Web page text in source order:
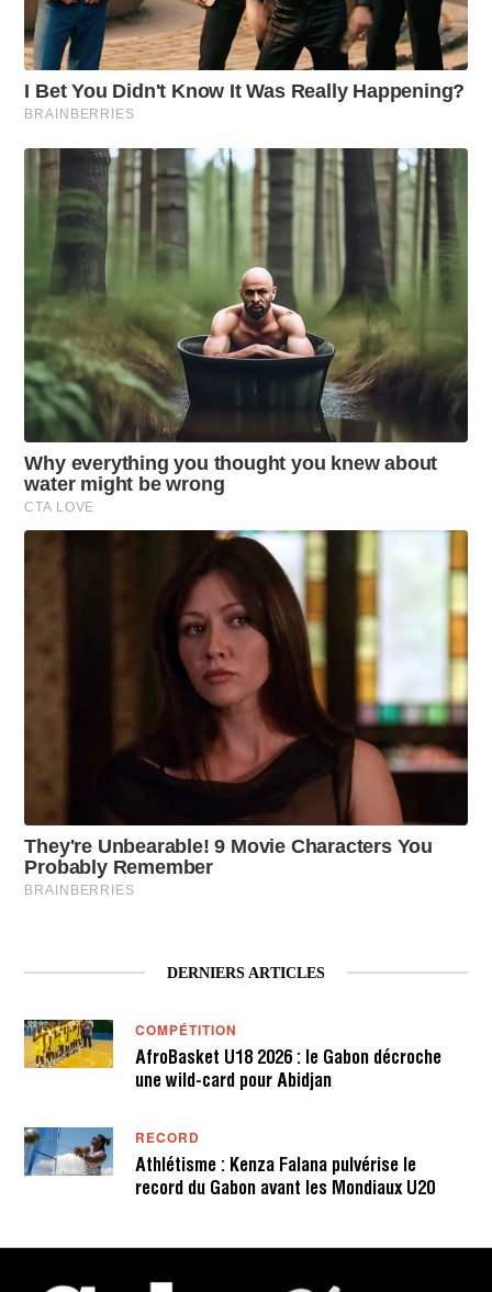
DERNIERS ARTICLES
COMPÉTITION
AfroBasket U18 2026 : le Gabon décroche
une wild-card pour Abidjan
RECORD
Athlétisme : Kenza Falana pulvérise le
record du Gabon avant les Mondiaux U20